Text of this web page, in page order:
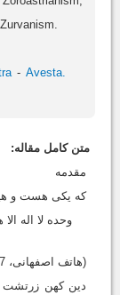
Avesta.
متن کامل مقاله:
مقدمه
که یکی هست و
وحده لا اله الا
(هاتف اصفهانی، 1347، ص16)
دین کهن زرتشت